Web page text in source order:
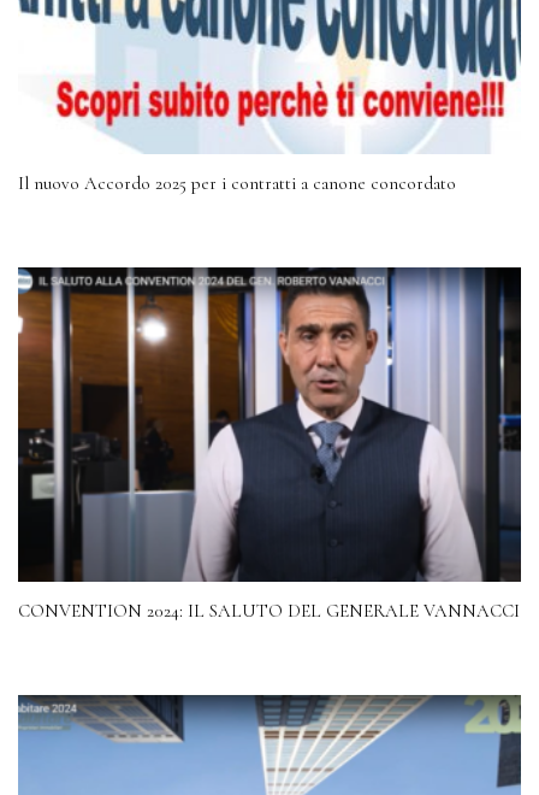
Il nuovo Accordo 2025 per i contratti a canone concordato
CONVENTION 2024: IL SALUTO DEL GENERALE VANNACCI